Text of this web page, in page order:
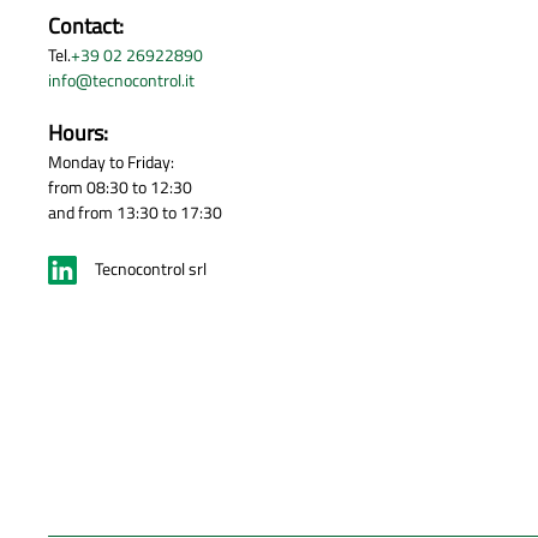
Contact:
Tel.+39 02 26922890
info@tecnocontrol.it
Hours:
Monday to Friday:
from 08:30 to 12:30
and from 13:30 to 17:30
Tecnocontrol srl